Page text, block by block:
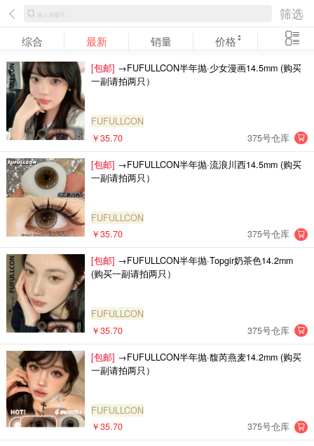
筛选
综合 最新 销量 价格
[包邮] →FUFULLCON半年抛·少女漫画14.5mm (购买
一副请拍两只）
FUFULLCON
￥35.70
375号仓库
[包邮] →FUFULLCON半年抛·流浪川西14.5mm (购买
一副请拍两只）
FUFULLCON
￥35.70
375号仓库
[包邮] →FUFULLCON半年抛·Topgir奶茶色14.2mm
(购买一副请拍两只）
FUFULLCON
￥35.70
375号仓库
[包邮] →FUFULLCON半年抛·馥芮燕麦14.2mm (购买
一副请拍两只）
FUFULLCON
￥35.70
375号仓库